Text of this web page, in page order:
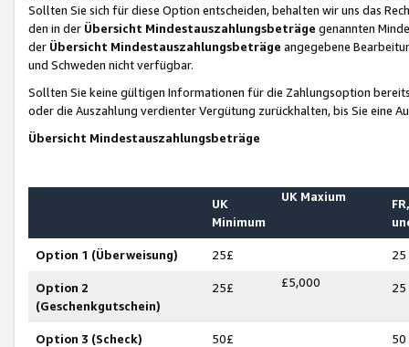
Sollten Sie sich für diese Option entscheiden, behalten wir uns das
den in der Übersicht Mindestauszahlungsbeträge genannten
der Übersicht Mindestauszahlungsbeträge angegebene
und Schweden nicht verfügbar.
Sollten Sie keine gültigen Informationen für die Zahlungsoption
oder die Auszahlung verdienter Vergütung zurückhalten, bis Sie
Übersicht Mindestauszahlungsbeträge
UK
Minimum
UK Maxium
Option 1 (Überweisung) 25£ 25
Option 2
(Geschenkgutschein)
25£ £5,000 25
Option 3 (Scheck) 50£ 50